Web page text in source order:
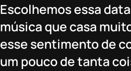
Escolhemos essa
música que casa
esse sentimento de
um pouco de tanta